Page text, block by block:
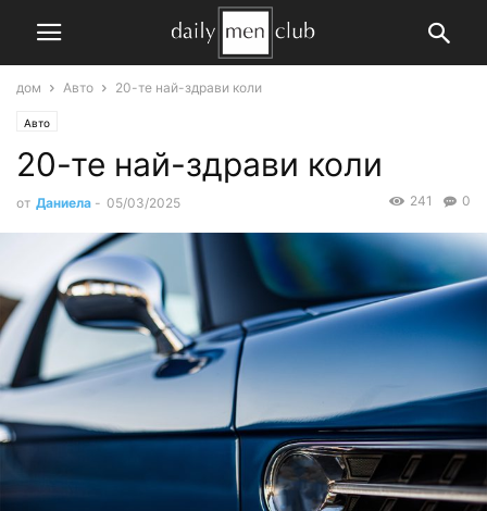
дом Авто 20-те най-здрави коли
Авто
20-те най-здрави коли
от Даниела - 05/03/2025 0
241